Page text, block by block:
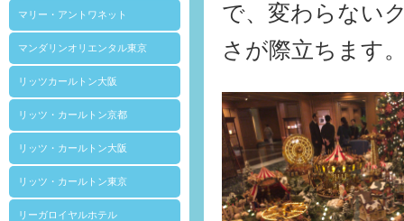
マリー・アントワネット
マンダリンオリエンタル東京
リッツカールトン大阪
リッツ・カールトン京都
リッツ・カールトン大阪
リッツ・カールトン東京
リーガロイヤルホテル
で、変わらない
さが際立ちます